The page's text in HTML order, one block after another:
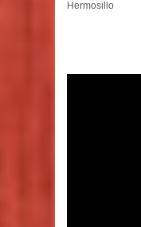
Hermosillo